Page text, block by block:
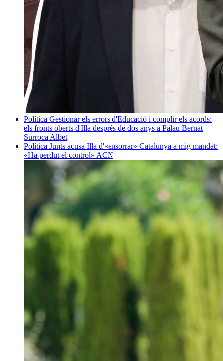
Política Gestionar els errors d'Educació i complir els acords:
els fronts oberts d'Illa després de dos anys a Palau Bernat
Surroca Albet
Política Junts acusa Illa d'«ensorrar» Catalunya a mig mandat:
«Ha perdut el control» ACN